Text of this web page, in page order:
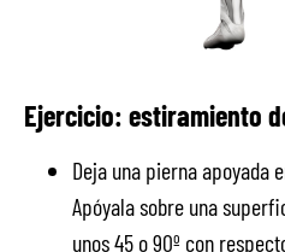
Ejercicio: estiramiento
Deja una pierna apoyada
Apóyala sobre una
unos 45 o 90º con